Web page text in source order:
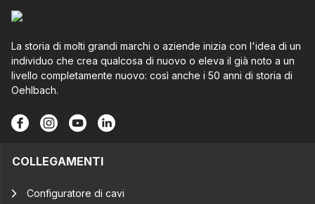
La storia di molti grandi marchi o aziende inizia con l'idea di un
individuo che crea qualcosa di nuovo o eleva il già noto a un
livello completamente nuovo: così anche i 50 anni di storia di
Oehlbach.
COLLEGAMENTI
Configuratore di cavi